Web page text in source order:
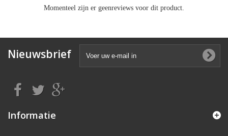
Momenteel zijn er geenreviews voor dit product.
Nieuwsbrief
Informatie